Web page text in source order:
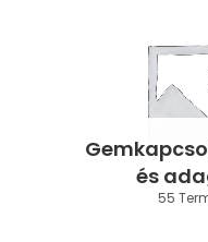
és
55